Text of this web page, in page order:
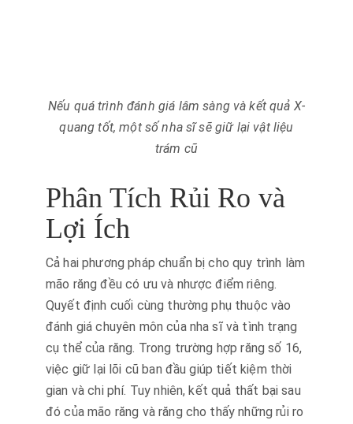
Nếu quá trình đánh giá lâm sàng và kết quả X-
quang tốt, một số nha sĩ sẽ giữ lại vật liệu
trám cũ
Phân Tích Rủi Ro và
Lợi Ích
Cả hai phương pháp chuẩn bị cho quy trình làm
mão răng đều có ưu và nhược điểm riêng.
Quyết định cuối cùng thường phụ thuộc vào
đánh giá chuyên môn của nha sĩ và tình trạng
cụ thể của răng. Trong trường hợp răng số 16,
việc giữ lại lõi cũ ban đầu giúp tiết kiệm thời
gian và chi phí. Tuy nhiên, kết quả thất bại sau
đó của mão răng và răng cho thấy những rủi ro